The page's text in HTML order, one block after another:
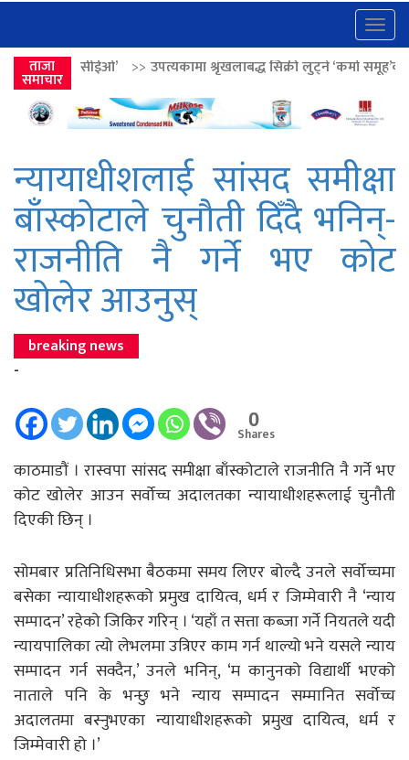
ताजा
समाचार
उपत्यकामा श्रृंखलाबद्ध सिक्री लुट्ने ‘कर्मा समूह’का नाइकेसहित पाँच पक्राउ
न्यायाधीशलाई सांसद समीक्षा
बाँस्कोटाले चुनौती दिँदै भनिन्-
राजनीति नै गर्ने भए कोट
खोलेर आउनुस्
breaking news
-
0
Shares
काठमाडौं । रास्वपा सांसद समीक्षा बाँस्कोटाले राजनीति नै गर्ने भए
कोट खोलेर आउन सर्वोच्च अदालतका न्यायाधीशहरूलाई चुनौती
दिएकी छिन् ।
सोमबार प्रतिनिधिसभा बैठकमा समय लिएर बोल्दै उनले सर्वोच्चमा
बसेका न्यायाधीशहरूको प्रमुख दायित्व, धर्म र जिम्मेवारी नै ‘न्याय
सम्पादन’ रहेको जिकिर गरिन् । ‘यहाँ त सत्ता कब्जा गर्ने नियतले यदी
न्यायपालिका त्यो लेभलमा उत्रिएर काम गर्न थाल्यो भने यसले न्याय
सम्पादन गर्न सक्दैन,’ उनले भनिन्, ‘म कानुनको विद्यार्थी भएको
नाताले पनि के भन्छु भने न्याय सम्पादन सम्मानित सर्वोच्च
अदालतमा बस्नुभएका न्यायाधीशहरूको प्रमुख दायित्व, धर्म र
जिम्मेवारी हो ।’